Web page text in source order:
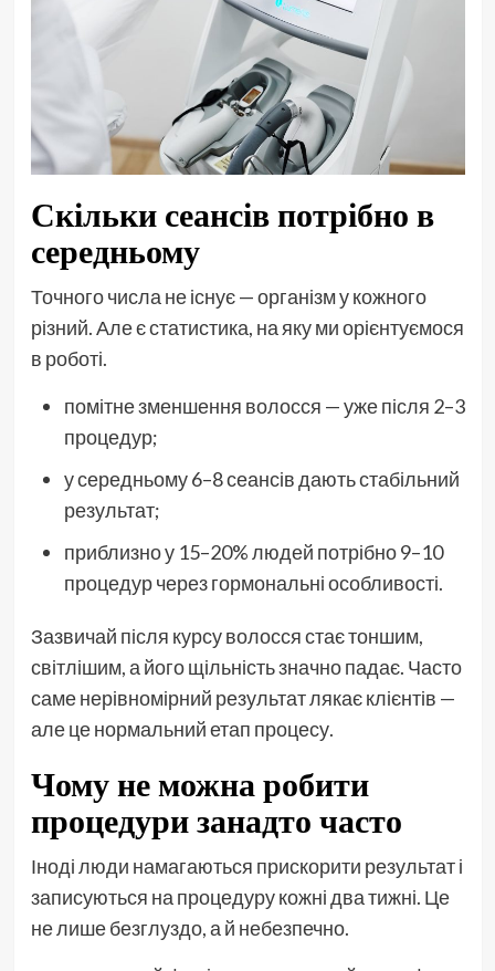
Скільки сеансів потрібно в
середньому
Точного числа не існує — організм у кожного
різний. Але є статистика, на яку ми орієнтуємося
в роботі.
помітне зменшення волосся — уже після 2–3
процедур;
у середньому 6–8 сеансів дають стабільний
результат;
приблизно у 15–20% людей потрібно 9–10
процедур через гормональні особливості.
Зазвичай після курсу волосся стає тоншим,
світлішим, а його щільність значно падає. Часто
саме нерівномірний результат лякає клієнтів —
але це нормальний етап процесу.
Чому не можна робити
процедури занадто часто
Іноді люди намагаються прискорити результат і
записуються на процедуру кожні два тижні. Це
не лише безглуздо, а й небезпечно.